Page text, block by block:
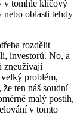
v tomhle klíčový
nebo oblasti tehdy
rozdělit
investorů. No, a
zneužívají
problém,
ten náš soudní
malý postih,
v tomto